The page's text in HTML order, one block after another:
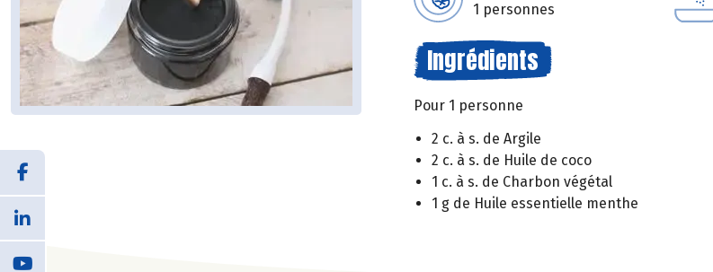
1 personnes
Ingrédients
Pour 1 personne
2 c. à s. de Argile
2 c. à s. de Huile de coco
1 c. à s. de Charbon végétal
1 g de Huile essentielle menthe